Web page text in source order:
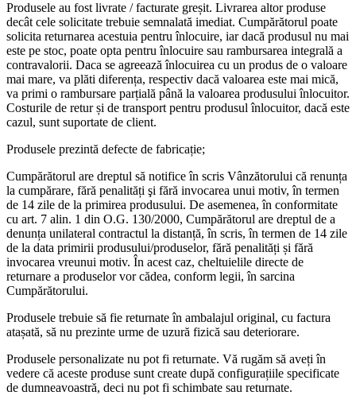
Produsele au fost livrate / facturate greșit. Livrarea altor produse
decât cele solicitate trebuie semnalată imediat. Cumpărătorul poate
solicita returnarea acestuia pentru înlocuire, iar dacă produsul nu mai
este pe stoc, poate opta pentru înlocuire sau rambursarea integrală a
contravalorii. Daca se agreează înlocuirea cu un produs de o valoare
mai mare, va plăti diferența, respectiv dacă valoarea este mai mică,
va primi o rambursare parțială până la valoarea produsului înlocuitor.
Costurile de retur și de transport pentru produsul înlocuitor, dacă este
cazul, sunt suportate de client.
Produsele prezintă defecte de fabricație;
Cumpărătorul are dreptul să notifice în scris Vânzătorului că renunța
la cumpărare, fără penalități şi fără invocarea unui motiv, în termen
de 14 zile de la primirea produsului. De asemenea, în conformitate
cu art. 7 alin. 1 din O.G. 130/2000, Cumpărătorul are dreptul de a
denunța unilateral contractul la distanță, în scris, în termen de 14 zile
de la data primirii produsului/produselor, fără penalități și fără
invocarea vreunui motiv. În acest caz, cheltuielile directe de
returnare a produselor vor cădea, conform legii, în sarcina
Cumpărătorului.
Produsele trebuie să fie returnate în ambalajul original, cu factura
atașată, să nu prezinte urme de uzură fizică sau deteriorare.
Produsele personalizate nu pot fi returnate. Vă rugăm să aveți în
vedere că aceste produse sunt create după configurațiile specificate
de dumneavoastră, deci nu pot fi schimbate sau returnate.